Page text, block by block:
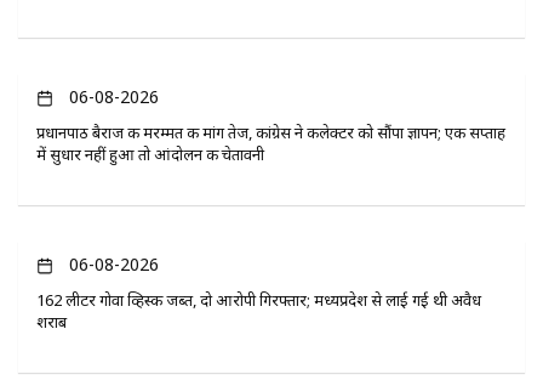
06-08-2026
प्रधानपाठ बैराज की मरम्मत की मांग तेज, कांग्रेस ने कलेक्टर को सौंपा ज्ञापन; एक सप्ताह
में सुधार नहीं हुआ तो आंदोलन की चेतावनी
06-08-2026
162 लीटर गोवा व्हिस्की जब्त, दो आरोपी गिरफ्तार; मध्यप्रदेश से लाई गई थी अवैध
शराब